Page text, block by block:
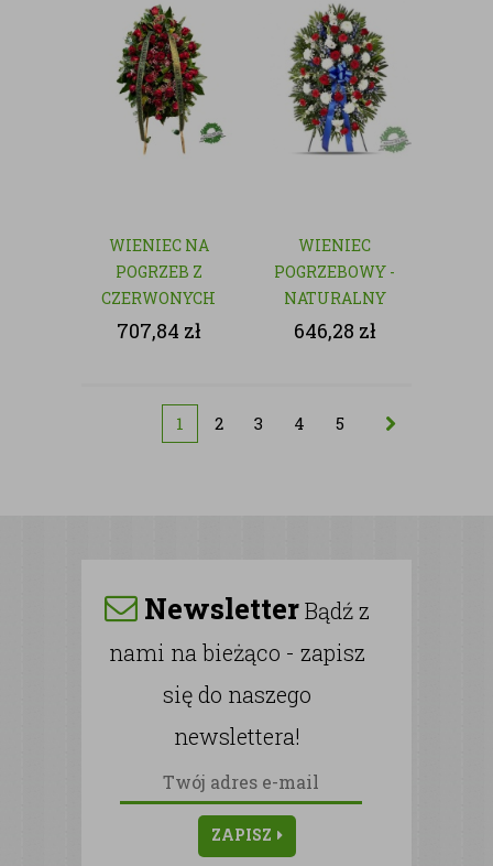
WIENIEC NA
POGRZEB Z
CZERWONYCH
RÓŻ
707,84 zł
WIENIEC
POGRZEBOWY -
NATURALNY
646,28 zł
1 2 3 4 5
NewsletterBądź z
nami na bieżąco - zapisz
się do naszego
newslettera!
ZAPISZ